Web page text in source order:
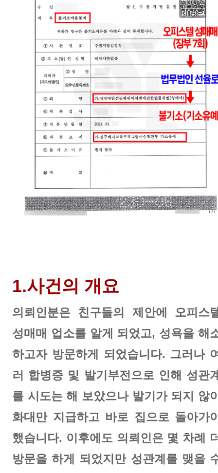
1.사건의 개요
의뢰인분은 친구들의 제안에 오피스
성매매 업소를 알게 되었고, 성욕을 해
하고자 방문하게 되었습니다. 그러나
러 합병증 및 발기부전으로 인해 성관
를 시도는 해 보았으나 발기가 되지 않
화대만 지급하고 바로 집으로 돌아가
했습니다. 이후에도 의뢰인은 몇 차례
방문을 하게 되었지만 성관계를 맺을